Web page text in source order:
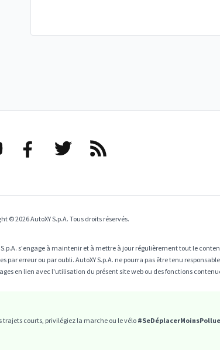
© 2026 AutoXY S.p.A. Tous droits réservés.
S.p.A. s'engage à maintenir et à mettre à jour régulièrement tout le
par erreur ou par oubli. AutoXY S.p.A. ne pourra pas être tenu
en lien avec l'utilisation du présent site web ou des fonctions
trajets courts, privilégiez la marche ou le vélo